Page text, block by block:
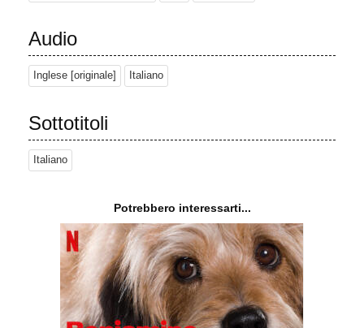
Audio
Inglese [originale] Italiano
Sottotitoli
Italiano
Potrebbero interessarti...